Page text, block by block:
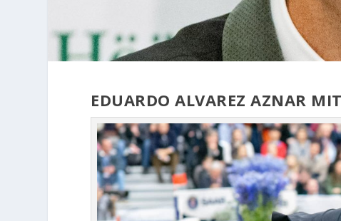
EDUARDO ALVAREZ AZNAR